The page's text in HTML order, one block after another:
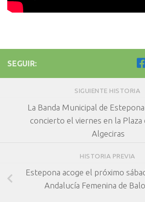
SEGUIR:
SIGUIENTE HISTORIA
La Banda Municipal de
concierto el viernes en la Plaza
Algeciras
HISTORIA PREVIA
Estepona acoge el próximo
Andalucía Femenina de